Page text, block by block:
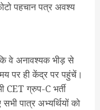
पहचान पत्र अवश्य
वे अनावश्यक भीड़ से
पर ही केंद्र पर पहुंचें।
CET ग्रुप-C भर्ती
पात्र अभ्यर्थियों को